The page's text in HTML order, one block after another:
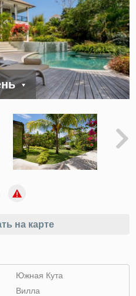
на карте
Южная Кута
Вилла